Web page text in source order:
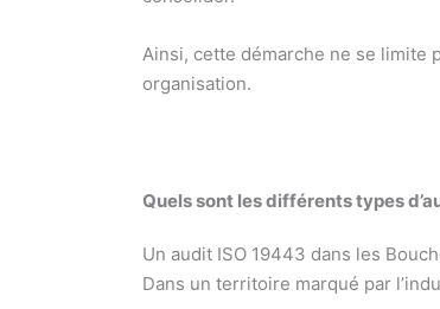
Ainsi, cette démarche ne se limite
organisation.
Quels sont les différents types
Un audit ISO 19443 dans les
Dans un territoire marqué par